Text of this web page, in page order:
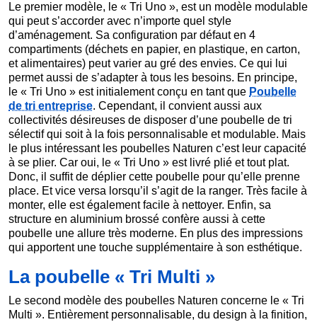
Le premier modèle, le « Tri Uno », est un modèle modulable
qui peut s’accorder avec n’importe quel style
d’aménagement. Sa configuration par défaut en 4
compartiments (déchets en papier, en plastique, en carton,
et alimentaires) peut varier au gré des envies. Ce qui lui
permet aussi de s’adapter à tous les besoins. En principe,
le « Tri Uno » est initialement conçu en tant que Poubelle
de tri entreprise. Cependant, il convient aussi aux
collectivités désireuses de disposer d’une poubelle de tri
sélectif qui soit à la fois personnalisable et modulable. Mais
le plus intéressant les poubelles Naturen c’est leur capacité
à se plier. Car oui, le « Tri Uno » est livré plié et tout plat.
Donc, il suffit de déplier cette poubelle pour qu’elle prenne
place. Et vice versa lorsqu’il s’agit de la ranger. Très facile à
monter, elle est également facile à nettoyer. Enfin, sa
structure en aluminium brossé confère aussi à cette
poubelle une allure très moderne. En plus des impressions
qui apportent une touche supplémentaire à son esthétique.
La poubelle « Tri Multi »
Le second modèle des poubelles Naturen concerne le « Tri
Multi ». Entièrement personnalisable, du design à la finition,